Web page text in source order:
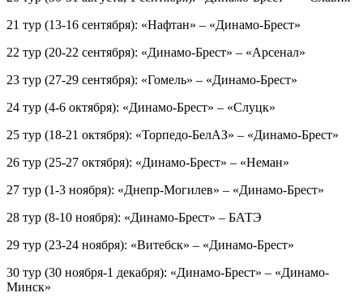
21 тур (13-16 сентября): «Нафтан» – «Динамо-Брест»
22 тур (20-22 сентября): «Динамо-Брест» – «Арсенал»
23 тур (27-29 сентября): «Гомель» – «Динамо-Брест»
24 тур (4-6 октября): «Динамо-Брест» – «Слуцк»
25 тур (18-21 октября): «Торпедо-БелАЗ» – «Динамо-Брест»
26 тур (25-27 октября): «Динамо-Брест» – «Неман»
27 тур (1-3 ноября): «Днепр-Могилев» – «Динамо-Брест»
28 тур (8-10 ноября): «Динамо-Брест» – БАТЭ
29 тур (23-24 ноября): «Витебск» – «Динамо-Брест»
30 тур (30 ноября-1 декабря): «Динамо-Брест» – «Динамо-
Минск»